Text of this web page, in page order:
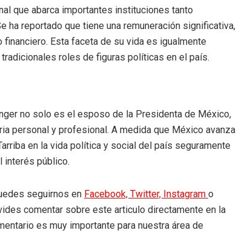
que abarca importantes instituciones tanto
ha reportado que tiene una remuneración significativa,
Esta faceta de su vida es igualmente
roles de figuras políticas en el país.
no solo es el esposo de la Presidenta de México,
personal y profesional. A medida que México avanza
en la vida política y social del país seguramente
interés público.
seguirnos en Facebook, Twitter, Instagram o
comentar sobre este articulo directamente en la
es muy importante para nuestra área de